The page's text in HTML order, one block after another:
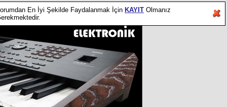
En İyi Şekilde Faydalanmak İçin KAYIT Olmanız